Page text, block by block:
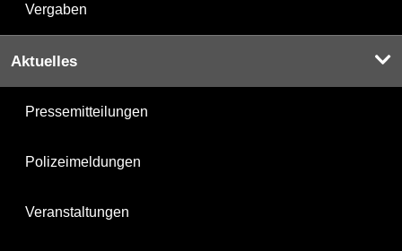
Vergaben
Aktuelles
Pressemitteilungen
Polizeimeldungen
Veranstaltungen